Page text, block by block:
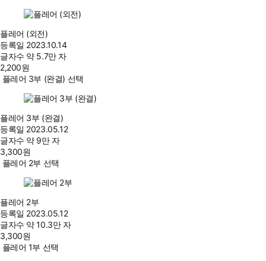
플레어 (외전)
등록일 2023.10.14
글자수 약 5.7만 자
2,200원
플레어 3부 (완결) 선택
플레어 3부 (완결)
등록일 2023.05.12
글자수 약 9만 자
3,300원
플레어 2부 선택
플레어 2부
등록일 2023.05.12
글자수 약 10.3만 자
3,300원
플레어 1부 선택